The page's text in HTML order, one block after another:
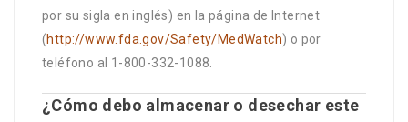
por su sigla en inglés) en la página de Internet
(http://www.fda.gov/Safety/MedWatch) o por
teléfono al 1-800-332-1088.
¿Cómo debo almacenar o desechar este